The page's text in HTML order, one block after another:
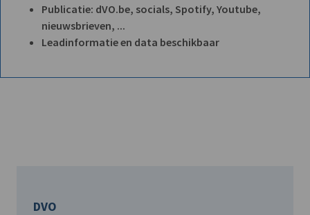
Publicatie: dVO.be, socials, Spotify, Youtube,
nieuwsbrieven, ...
Leadinformatie en data beschikbaar
DVO